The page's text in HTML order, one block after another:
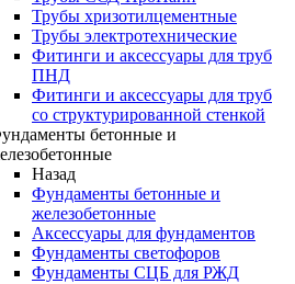
Трубы хризотилцементные
Трубы электротехнические
Фитинги и аксессуары для труб
ПНД
Фитинги и аксессуары для труб
со структурированной стенкой
бетонные и
Назад
Фундаменты бетонные и
железобетонные
Аксессуары для фундаментов
Фундаменты светофоров
Фундаменты СЦБ для РЖД